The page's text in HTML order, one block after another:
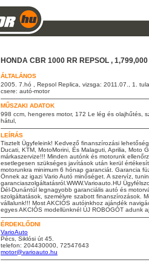
HONDA CBR 1000 RR REPSOL , 1,799,000
ÁLTALÁNOS
2005. 7.hó , Repsol Replica, vizsga: 2011.07., 1.
csere: autó-motor
MŰSZAKI ADATOK
998 ccm, hengeres motor, 172 Le lég és olajhűtés,
hátul,
LEÍRÁS
Tisztelt Ügyfeleink! Kedvező finanszírozási
Ducati, KTM, MotoMorini, És Malaguti, Aprilia, Moto
márkaszervize!!! Minden autónk és motorunk
esetlegesen szükséges javítások után kerül
motorunkra minimum 6 hónap garanciát. Garancia
Önnek az igazi Vario Autó minőséget. A szervíz,
garanciaszolgáltatásról.WWW.Varioauto.HU
Dél-Dunántúl legnagyobb garanciális autó és
szolgáltatások, személyre szabott finanszírozások.
vállalunk!!! Most AKCIÓS autóinkhoz ajándék
egyes AKCIÓS modellünknél ÚJ ROBOGÓT adunk
ÉRDEKLŐDNI
VarioAuto
Pécs, Siklósi út 45.
telefon: 204430000, 72547643
motor@varioauto.hu